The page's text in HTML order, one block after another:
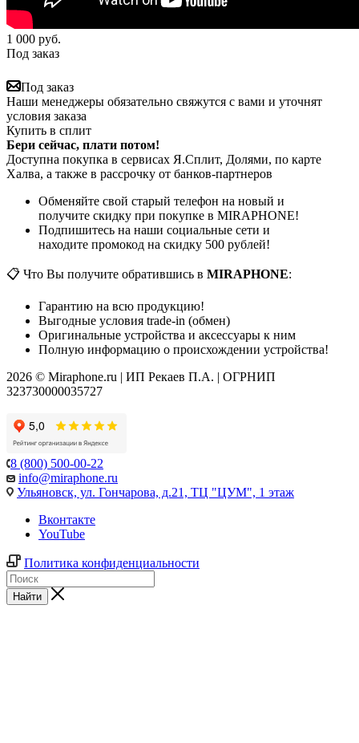
1 000 руб.
Под заказ
Под заказ
Наши менеджеры обязательно свяжутся с вами и уточнят
условия заказа
Купить в сплит
Бери сейчас, плати потом!
Доступна покупка в сервисах Я.Сплит, Долями, по карте
Халва, а также в рассрочку от банков-партнеров
Обменяйте свой старый телефон на новый и
получите скидку при покупке в MIRAPHONE!
Подпишитесь на наши социальные сети и
находите промокод на скидку 500 рублей!
📋 Что Вы получите обратившись в MIRAPHONE:
Гарантию на всю продукцию!
Выгодные условия trade-in (обмен)
Оригинальные устройства и аксессуары к ним
Полную информацию о происхождении устройства!
2026 © Miraphone.ru | ИП Рекаев П.А. | ОГРНИП
323730000035727
8 (800) 500-00-22
info@miraphone.ru
Ульяновск, ул. Гончарова, д.21, ТЦ "ЦУМ", 1 этаж
Вконтакте
YouTube
Политика конфиденциальности
Найти